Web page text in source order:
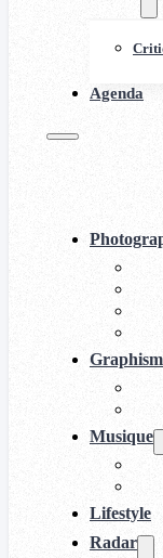
Agenda
Musique
Lifestyle
Radar